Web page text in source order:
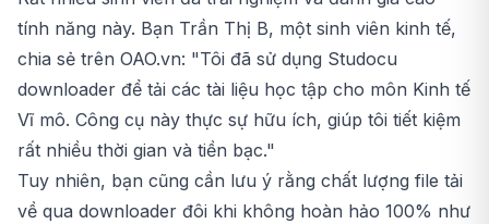
tính năng này. Bạn Trần Thị B, một sinh viên kinh tế,
chia sẻ trên OAO.vn: "Tôi đã sử dụng Studocu
downloader để tải các tài liệu học tập cho môn Kinh tế
Vĩ mô. Công cụ này thực sự hữu ích, giúp tôi tiết kiệm
rất nhiều thời gian và tiền bạc."
Tuy nhiên, bạn cũng cần lưu ý rằng chất lượng file tải
về qua downloader đôi khi không hoàn hảo 100% như